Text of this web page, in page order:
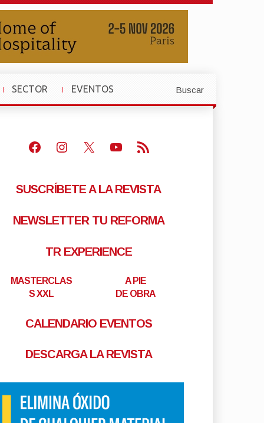
SECTOR
»
EVENTOS
»
Buscar
Facebook
Instagram
X Youtube
Feed RSS
SUSCRÍBETE A LA REVISTA
NEWSLETTER TU REFORMA
TR EXPERIENCE
MASTERCLAS
S XXL
A PIE
DE OBRA
CALENDARIO EVENTOS
DESCARGA LA REVISTA